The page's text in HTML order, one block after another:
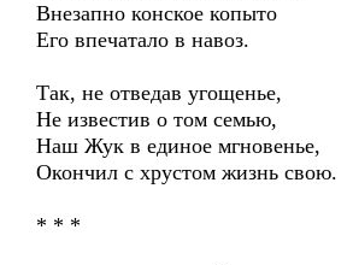
Внезапно конское копыто
Его впечатало в навоз.
Так, не отведав угощенье,
Не известив о том семью,
Наш Жук в единое мгновенье,
Окончил с хрустом жизнь свою.
* * *